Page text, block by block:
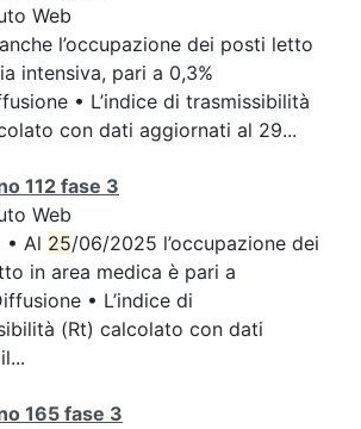
Web
l’occupazione dei posti letto
intensiva, pari a 0,3%
• L’indice di trasmissibilità
con dati aggiornati al 29...
112 fase 3
Web
• Al 25/06/2025 l’occupazione dei
in area medica è pari a
• L’indice di
(Rt) calcolato con dati
165 fase 3